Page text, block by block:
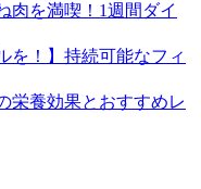
肉を満喫！1週間ダイ
を！】持続可能なフィ
栄養効果とおすすめレ